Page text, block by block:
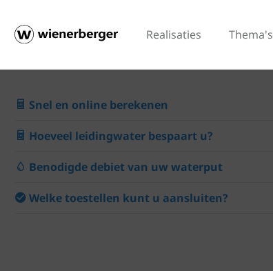
Realisaties Thema's
Snel en online berekenen
Hoeveel leidingwater bespaart u?
Benodigde debiet van uw waterput
Welke toestellen kunt u aansluiten?